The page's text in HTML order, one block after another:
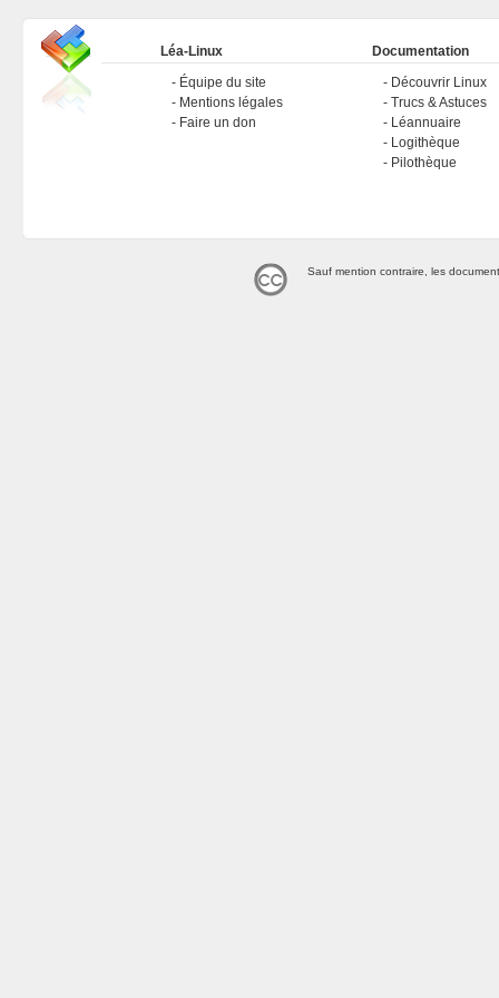
Léa-Linux
Équipe du site
Mentions légales
Faire un don
Documentation
Découvrir Linux
Trucs & Astuces
Léannuaire
Logithèque
Pilothèque
Sauf mention contraire, les